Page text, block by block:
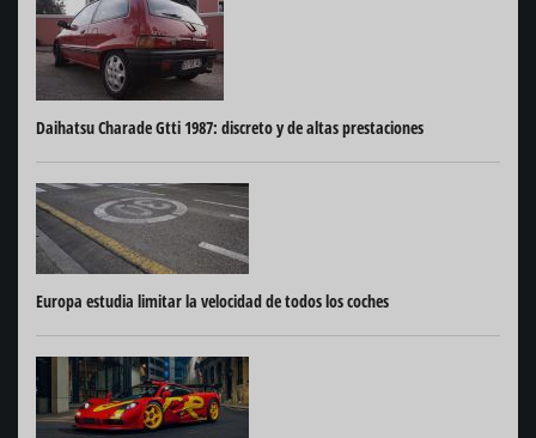
Daihatsu Charade Gtti 1987: discreto y de altas prestaciones
Europa estudia limitar la velocidad de todos los coches